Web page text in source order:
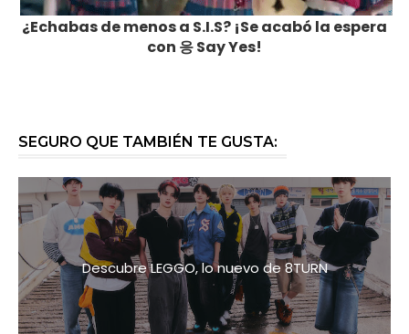
¿Echabas de menos a S.I.S? ¡Se acabó la espera
con 응 Say Yes!
SEGURO QUE TAMBIÉN TE GUSTA:
Descubre LEGGO, lo nuevo de 8TURN